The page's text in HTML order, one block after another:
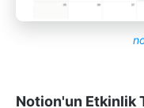
Notion'un Etkinlik